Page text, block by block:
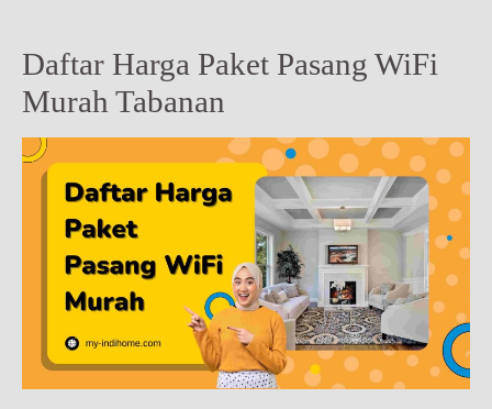
Daftar Harga Paket Pasang WiFi
Murah Tabanan